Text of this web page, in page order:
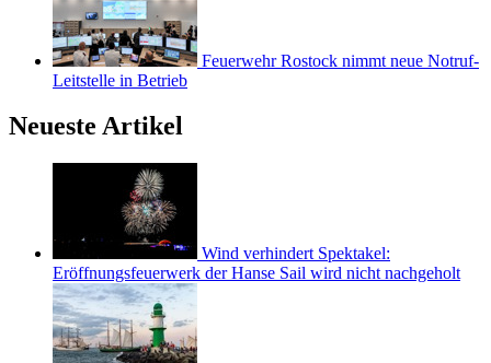
Feuerwehr Rostock nimmt neue Notruf-
Leitstelle in Betrieb
Neueste Artikel
Wind verhindert Spektakel:
Eröffnungsfeuerwerk der Hanse Sail wird nicht nachgeholt